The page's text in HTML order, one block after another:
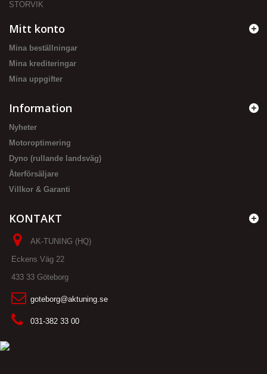
STORVIK
Mitt konto
Mina beställningar
Mina krediteringar
Mina uppgifter
Information
Nyheter
Motoroptimering
Dyno (rullande landsväg)
Återförsäljare
Villkor & Garanti
KONTAKT
AK-TUNING (HQ)
Eckens Väg 22
433 33 Göteborg
goteborg@aktuning.se
031-382 33 00